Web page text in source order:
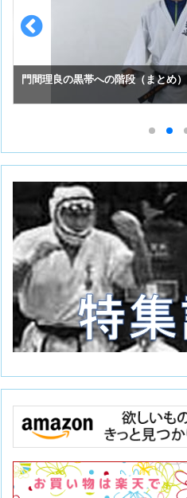
門間理良の黒帯への階段（まとめ）